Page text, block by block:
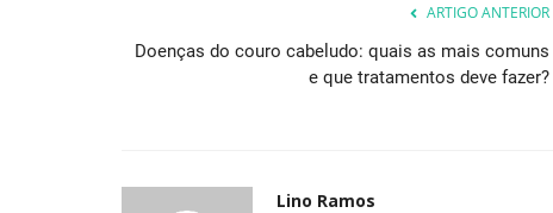
ARTIGO ANTERIOR
Doenças do couro cabeludo: quais as mais comuns
e que tratamentos deve fazer?
Lino Ramos